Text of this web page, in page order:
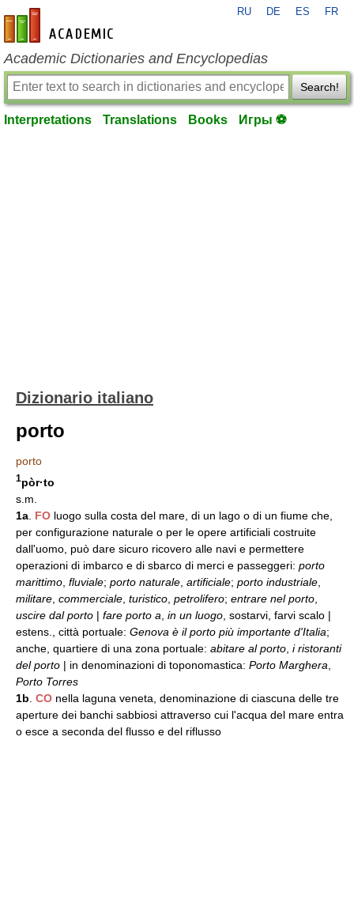
en-academic.com
RU DE ES FR
Academic Dictionaries and Encyclopedias
Search!
Interpretations Translations Books Игры ⚽
Dizionario italiano
porto
porto
1pòr·to
s.m.
1a FO luogo sulla costa del mare, di un lago o di un fiume che,
per configurazione naturale o per le opere artificiali costruite
dall'uomo, può dare sicuro ricovero alle navi e permettere
operazioni di imbarco e di sbarco di merci e passeggeri: porto
marittimo fluviale; porto naturale artificiale; porto industriale
militare commerciale turistico petrolifero; entrare nel porto
uscire dal porto | fare porto a in un luogo , sostarvi, farvi scalo |
estens., città portuale: Genova è il porto più importante d'Italia;
anche, quartiere di una zona portuale: abitare al porto i ristoranti
del porto | in denominazioni di toponomastica: Porto Marghera
Porto Torres
1b CO nella laguna veneta, denominazione di ciascuna delle tre
aperture dei banchi sabbiosi attraverso cui l'acqua del mare entra
o esce a seconda del flusso e del riflusso